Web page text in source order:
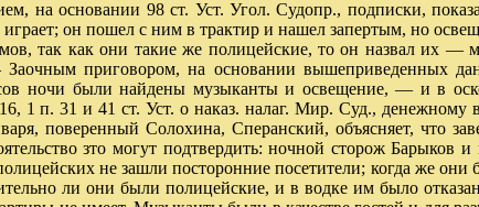
на основании 98 ст. Уст. Угол. Судопр., подписки,
он пошел с ним в трактир и нашел запертым, но
так как они такие же полицейские, то он назвал
Заочным приговором, на основании вышеприведенных
ночи были найдены музыканты и освещение, — и в
1 п. 31 и 41 ст. Уст. о наказ. налаг. Мир. Суд.,
поверенный Солохина, Сперанский, объясняет, что
зто могут подтвердить: ночной сторож
не зашли посторонние посетители; когда же
ли они были полицейские, и в водке им было